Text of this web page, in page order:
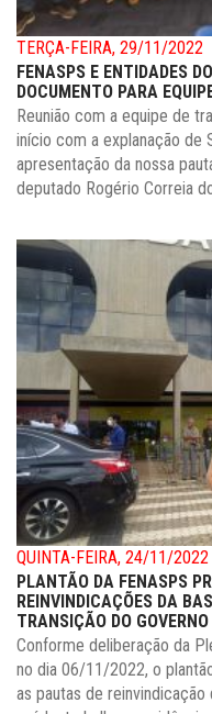
TERÇA-FEIRA, 29/11/2022
FENASPS E ENTIDADES
DOCUMENTO PARA
Reunião com a equipe de
início com a explanação de
apresentação da nossa
deputado Rogério Correia
QUINTA-FEIRA, 24/11/2022
PLANTÃO DA FENASPS
REINVINDICAÇÕES DA
TRANSIÇÃO DO GOVERNO
Conforme deliberação da
no dia 06/11/2022, o
as pautas de